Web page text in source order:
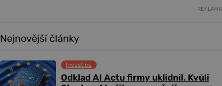
REKLAMA
Nejnovější články
Odklad AI Actu firmy uklidnil. Kvůli
Investice